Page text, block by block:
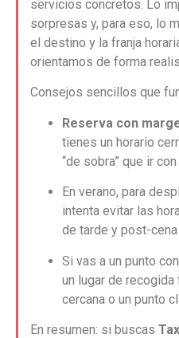
servicios concretos. Lo
sorpresas y, para eso, lo
el destino y la franja
orientamos de forma
Consejos sencillos que
Reserva con
tienes un horario
“de sobra” que ir
En verano, para
intenta evitar las
de tarde y post-
Si vas a un punto
un lugar de
cercana o un punto
En resumen: si buscas